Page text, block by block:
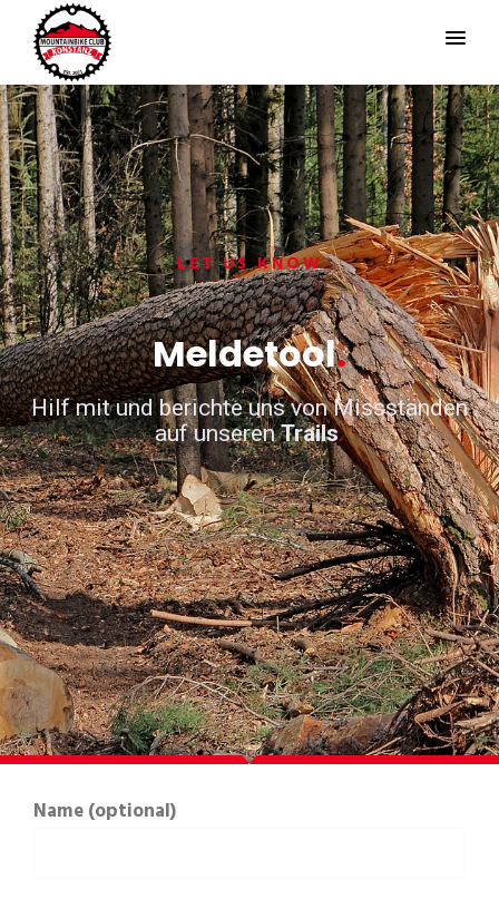
LET US KNOW
Meldetool.
Hilf mit und berichte uns von Missständen
auf unserenTrails.
Name (optional)